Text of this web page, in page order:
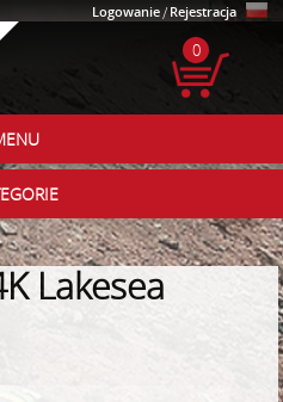
Logowanie/ Rejestracja
0
Lakesea